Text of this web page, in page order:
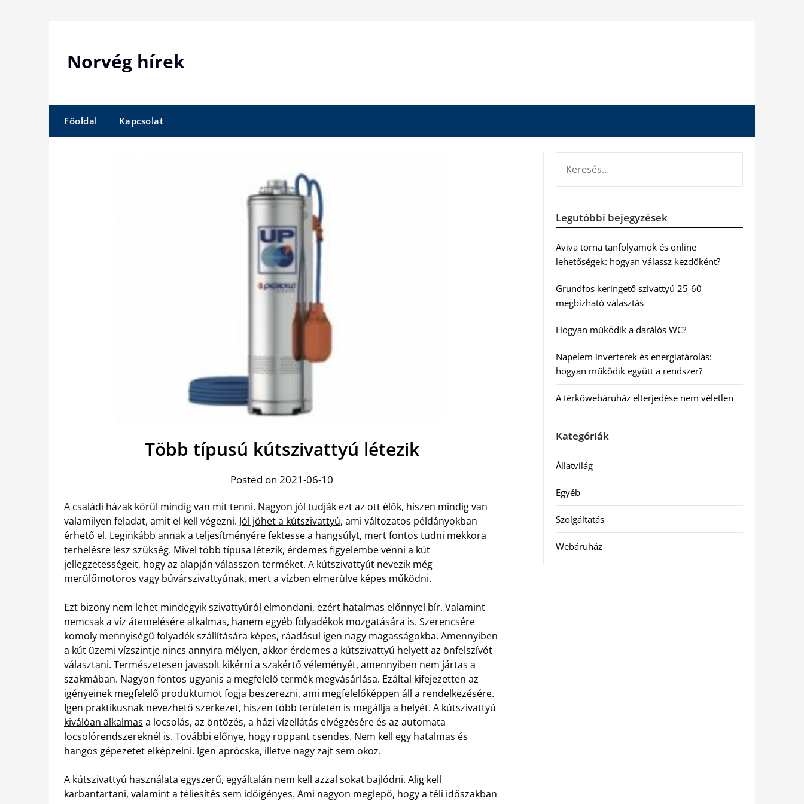
Norvég hírek
Főoldal Kapcsolat
Több típusú kútszivattyú létezik
Posted on 2021-06-10
A családi házak körül mindig van mit tenni. Nagyon jól tudják ezt az ott élők, hiszen mindig van
valamilyen feladat, amit el kell végezni. Jól jöhet a kútszivattyú, ami változatos példányokban
érhető el. Leginkább annak a teljesítményére fektesse a hangsúlyt, mert fontos tudni mekkora
terhelésre lesz szükség. Mivel több típusa létezik, érdemes figyelembe venni a kút
jellegzetességeit, hogy az alapján válasszon terméket. A kútszivattyút nevezik még
merülőmotoros vagy búvárszivattyúnak, mert a vízben elmerülve képes működni.
Ezt bizony nem lehet mindegyik szivattyúról elmondani, ezért hatalmas előnnyel bír. Valamint
nemcsak a víz átemelésére alkalmas, hanem egyéb folyadékok mozgatására is. Szerencsére
komoly mennyiségű folyadék szállítására képes, ráadásul igen nagy magasságokba. Amennyiben
a kút üzemi vízszintje nincs annyira mélyen, akkor érdemes a kútszivattyú helyett az önfelszívót
választani. Természetesen javasolt kikérni a szakértő véleményét, amennyiben nem jártas a
szakmában. Nagyon fontos ugyanis a megfelelő termék megvásárlása. Ezáltal kifejezetten az
igényeinek megfelelő produktumot fogja beszerezni, ami megfelelőképpen áll a rendelkezésére.
Igen praktikusnak nevezhető szerkezet, hiszen több területen is megállja a helyét. A kútszivattyú
kiválóan alkalmas a locsolás, az öntözés, a házi vízellátás elvégzésére és az automata
locsolórendszereknél is. További előnye, hogy roppant csendes. Nem kell egy hatalmas és
hangos gépezetet elképzelni. Igen aprócska, illetve nagy zajt sem okoz.
A kútszivattyú használata egyszerű, egyáltalán nem kell azzal sokat bajlódni. Alig kell
karbantartani, valamint a téliesítés sem időigényes. Ami nagyon meglepő, hogy a téli időszakban
Legutóbbi bejegyzések
Aviva torna tanfolyamok és online
lehetőségek: hogyan válassz kezdőként?
Grundfos keringető szivattyú 25-60
megbízható választás
Hogyan működik a darálós WC?
Napelem inverterek és energiatárolás:
hogyan működik együtt a rendszer?
A térkőwebáruház elterjedése nem véletlen
Kategóriák
Állatvilág
Egyéb
Szolgáltatás
Webáruház